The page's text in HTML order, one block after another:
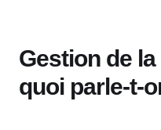
Gestion de
quoi parle-t-